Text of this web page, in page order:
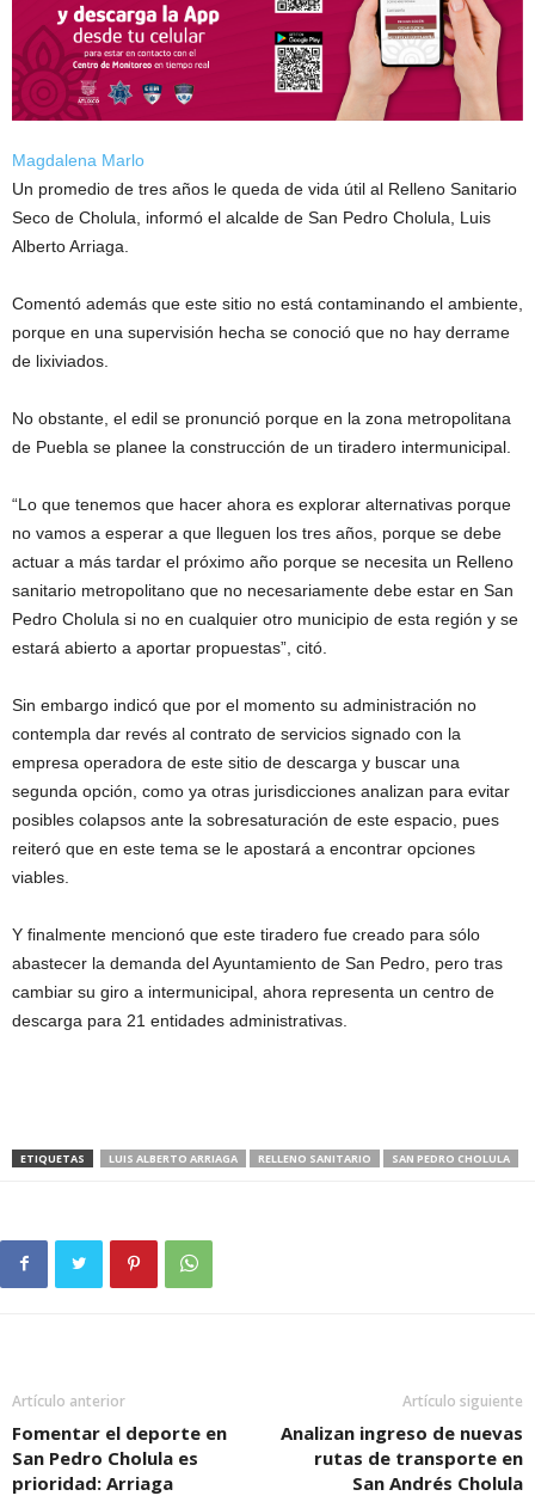
Magdalena Marlo
Un promedio de tres años le queda de vida útil al Relleno Sanitario
Seco de Cholula, informó el alcalde de San Pedro Cholula, Luis
Alberto Arriaga.
Comentó además que este sitio no está contaminando el ambiente,
porque en una supervisión hecha se conoció que no hay derrame
de lixiviados.
No obstante, el edil se pronunció porque en la zona metropolitana
de Puebla se planee la construcción de un tiradero intermunicipal.
“Lo que tenemos que hacer ahora es explorar alternativas porque
no vamos a esperar a que lleguen los tres años, porque se debe
actuar a más tardar el próximo año porque se necesita un Relleno
sanitario metropolitano que no necesariamente debe estar en San
Pedro Cholula si no en cualquier otro municipio de esta región y se
estará abierto a aportar propuestas”, citó.
Sin embargo indicó que por el momento su administración no
contempla dar revés al contrato de servicios signado con la
empresa operadora de este sitio de descarga y buscar una
segunda opción, como ya otras jurisdicciones analizan para evitar
posibles colapsos ante la sobresaturación de este espacio, pues
reiteró que en este tema se le apostará a encontrar opciones
viables.
Y finalmente mencionó que este tiradero fue creado para sólo
abastecer la demanda del Ayuntamiento de San Pedro, pero tras
cambiar su giro a intermunicipal, ahora representa un centro de
descarga para 21 entidades administrativas.
ETIQUETAS LUIS ALBERTO ARRIAGA RELLENO SANITARIO SAN PEDRO CHOLULA
Artículo anterior
Fomentar el deporte en
San Pedro Cholula es
prioridad: Arriaga
Artículo siguiente
Analizan ingreso de nuevas
rutas de transporte en
San Andrés Cholula